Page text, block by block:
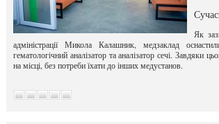
Як
адміністрації Микола Калашник, медзаклад
гематологічний аналізатор та аналізатор сечі. Завдяки
на місці, без потреби їхати до інших медустанов.